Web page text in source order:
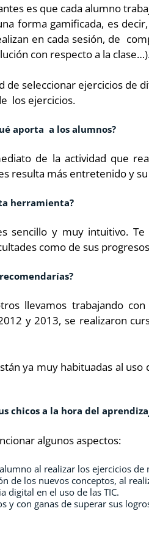
es que cada alumno
forma gamificada, es
en cada sesión, de
con respecto a la
de seleccionar ejercicios de
los ejercicios.
aporta a los alumnos?
de la actividad que
resulta más entretenido y
herramienta?
sencillo y muy intuitivo.
como de sus
llevamos trabajando
y 2013, se realizaron
ya muy habituadas al
chicos a la hora del
algunos aspectos:
al realizar los ejercicios
de los nuevos conceptos, al
digital en el uso de las TIC.
y con ganas de superar sus